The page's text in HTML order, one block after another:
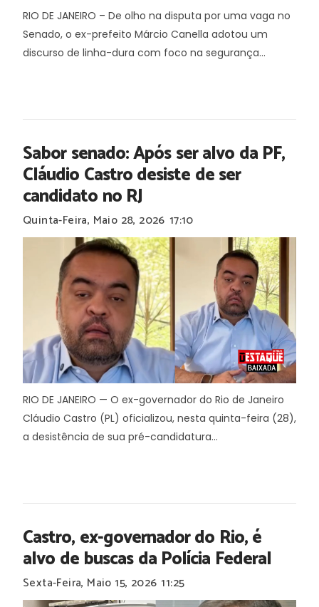
RIO DE JANEIRO – De olho na disputa por uma vaga no
Senado, o ex-prefeito Márcio Canella adotou um
discurso de linha-dura com foco na segurança...
Sabor senado: Após ser alvo da PF,
Cláudio Castro desiste de ser
candidato no RJ
Quinta-Feira, Maio 28, 2026 17:10
RIO DE JANEIRO — O ex-governador do Rio de Janeiro
Cláudio Castro (PL) oficializou, nesta quinta-feira (28),
a desistência de sua pré-candidatura...
Castro, ex-governador do Rio, é
alvo de buscas da Polícia Federal
Sexta-Feira, Maio 15, 2026 11:25